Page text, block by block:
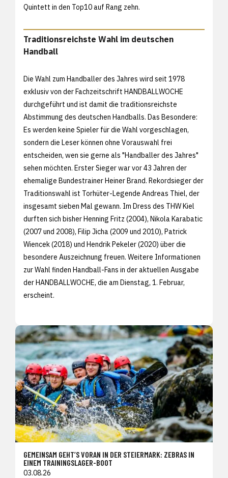
Quintett in den Top10 auf Rang zehn.
Traditionsreichste Wahl im deutschen
Handball
Die Wahl zum Handballer des Jahres wird seit 1978
exklusiv von der Fachzeitschrift HANDBALLWOCHE
durchgeführt und ist damit die traditionsreichste
Abstimmung des deutschen Handballs. Das Besondere:
Es werden keine Spieler für die Wahl vorgeschlagen,
sondern die Leser können ohne Vorauswahl frei
entscheiden, wen sie gerne als "Handballer des Jahres"
sehen möchten. Erster Sieger war vor 43 Jahren der
ehemalige Bundestrainer Heiner Brand. Rekordsieger der
Traditionswahl ist Torhüter-Legende Andreas Thiel, der
insgesamt sieben Mal gewann. Im Dress des THW Kiel
durften sich bisher Henning Fritz (2004), Nikola Karabatic
(2007 und 2008), Filip Jicha (2009 und 2010), Patrick
Wiencek (2018) und Hendrik Pekeler (2020) über die
besondere Auszeichnung freuen. Weitere Informationen
zur Wahl finden Handball-Fans in der aktuellen Ausgabe
der HANDBALLWOCHE, die am Dienstag, 1. Februar,
erscheint.
GEMEINSAM GEHT’S VORAN IN DER STEIERMARK: ZEBRAS IN
EINEM TRAININGSLAGER-BOOT
03.08.26